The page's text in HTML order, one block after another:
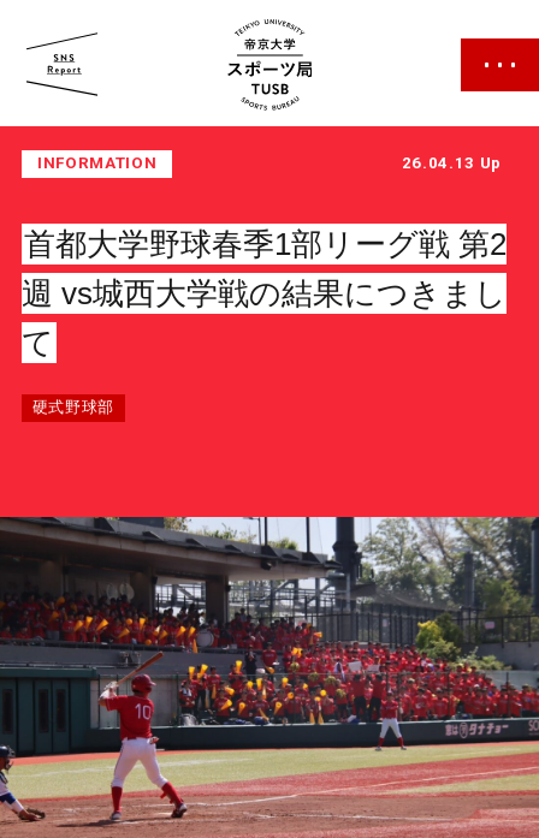
帝京大学 スポーツ局
クラブ紹介
サポーターの会カレンダー
お知らせ
サポート情報
運動部支援
お問い合わせ
プライバシーポリシー
INFORMATION 26.04.13 Up
首都大学野球春季1部リーグ戦 第2
週 vs城西大学戦の結果につきまし
て
硬式野球部